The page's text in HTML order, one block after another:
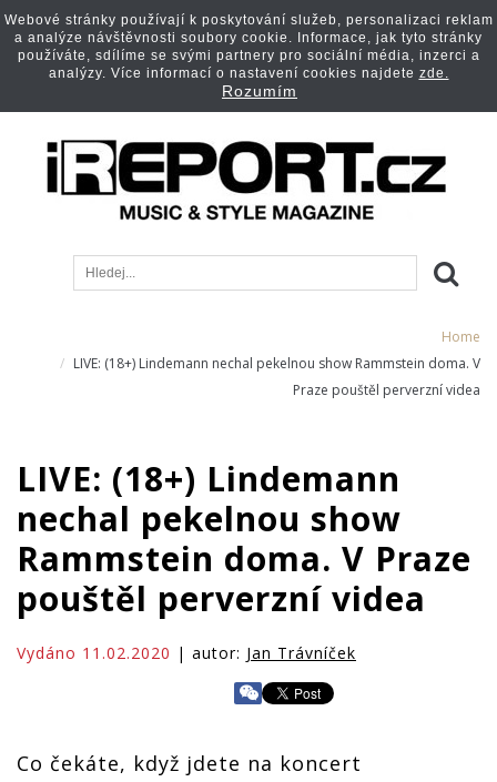
Home
LIVE: (18+) Lindemann nechal pekelnou show Rammstein doma. V
Praze pouštěl perverzní videa
LIVE: (18+) Lindemann
nechal pekelnou show
Rammstein doma. V Praze
pouštěl perverzní videa
Vydáno 11.02.2020 | autor: Jan Trávníček
Co čekáte, když jdete na koncert
Webové stránky používají k poskytování služeb, personalizaci reklam
a analýze návštěvnosti soubory cookie. Informace, jak tyto stránky
používáte, sdílíme se svými partnery pro sociální média, inzerci a
analýzy. Více informací o nastavení cookies najdete zde.
Rozumím